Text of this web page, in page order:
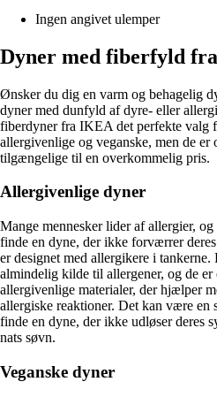
Ingen angivet ulemper
Dyner med fiberfyld
Ønsker du dig en varm og behagelig
dyner med dunfyld af dyre- eller
fiberdyner fra IKEA det perfekte valg
allergivenlige og veganske, men de er
tilgængelige til en overkommelig pris.
Allergivenlige dyner
Mange mennesker lider af allergier,
finde en dyne, der ikke forværrer
er designet med allergikere i
almindelig kilde til allergener, og de er
allergivenlige materialer, der hjælper
allergiske reaktioner. Det kan være en
finde en dyne, der ikke udløser deres
nats søvn.
Veganske dyner